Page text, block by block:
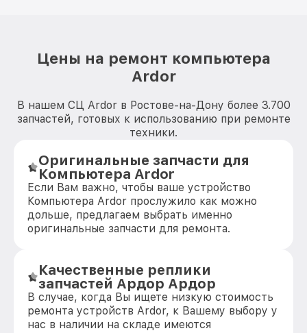
Цены на ремонт компьютера
Ardor
В нашем СЦ Ardor в Ростове-на-Дону более 3.700
запчастей, готовых к использованию при ремонте
техники.
Оригинальные запчасти для
Компьютера Ardor
Если Вам важно, чтобы ваше устройство
Компьютера Ardor прослужило как можно
дольше, предлагаем выбрать именно
оригинальные запчасти для ремонта.
Качественные реплики
запчастей Ардор Ардор
В случае, когда Вы ищете низкую стоимость
ремонта устройств Ardor, к Вашему выбору у
нас в наличии на складе имеются